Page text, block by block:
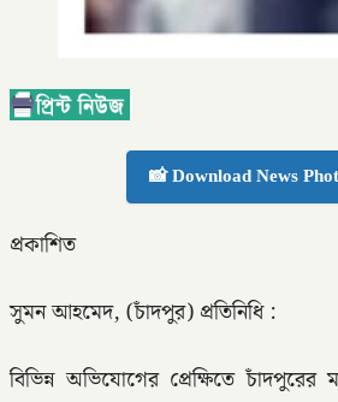
📸 Download News
প্রকাশিত
সুমন আহমেদ, (চাঁদপুর) প্রতিনিধি :
বিভিন্ন অভিযোগের প্রেক্ষিতে